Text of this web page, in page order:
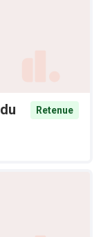
Retenue